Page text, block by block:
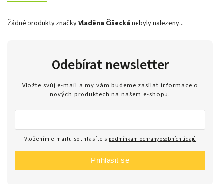
Žádné produkty značkyVladěna Čišecká nebyly nalezeny...
Odebírat newsletter
Vložte svůj e-mail a my vám budeme zasílat informace o
nových produktech na našem e-shopu.
Vložením e-mailu souhlasíte s podmínkami ochrany osobních údajů
Přihlásit se